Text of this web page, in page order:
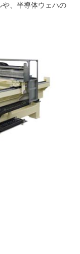
、半導体ウェハの